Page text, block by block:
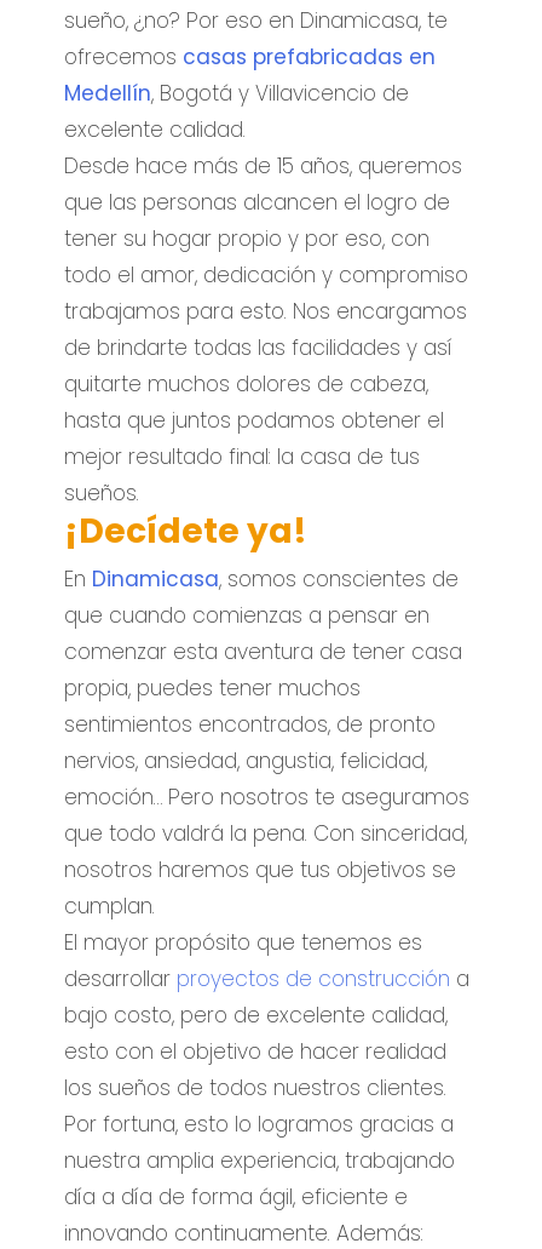
sueño, ¿no? Por eso en Dinamicasa, te
ofrecemos casas prefabricadas en
Medellín, Bogotá y Villavicencio de
excelente calidad.
Desde hace más de 15 años, queremos
que las personas alcancen el logro de
tener su hogar propio y por eso, con
todo el amor, dedicación y compromiso
trabajamos para esto. Nos encargamos
de brindarte todas las facilidades y así
quitarte muchos dolores de cabeza,
hasta que juntos podamos obtener el
mejor resultado final: la casa de tus
sueños.
¡Decídete ya!
En Dinamicasa, somos conscientes de
que cuando comienzas a pensar en
comenzar esta aventura de tener casa
propia, puedes tener muchos
sentimientos encontrados, de pronto
nervios, ansiedad, angustia, felicidad,
emoción… Pero nosotros te aseguramos
que todo valdrá la pena. Con sinceridad,
nosotros haremos que tus objetivos se
cumplan.
El mayor propósito que tenemos es
desarrollar proyectos de construcción a
bajo costo, pero de excelente calidad,
esto con el objetivo de hacer realidad
los sueños de todos nuestros clientes.
Por fortuna, esto lo logramos gracias a
nuestra amplia experiencia, trabajando
día a día de forma ágil, eficiente e
innovando continuamente. Además: